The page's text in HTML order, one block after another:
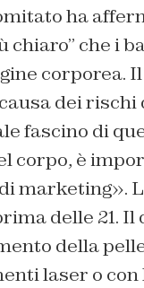
ha
che i
corporea.
dei
fascino di
corpo, è
marketing».
delle 21.
della
laser o con